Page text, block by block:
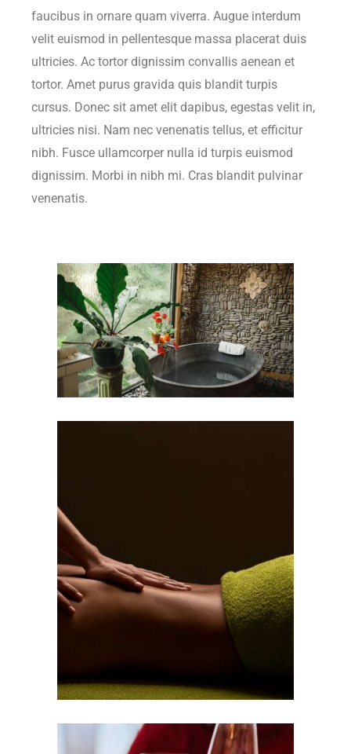
faucibus in ornare quam viverra. Augue interdum
velit euismod in pellentesque massa placerat duis
ultricies. Ac tortor dignissim convallis aenean et
tortor. Amet purus gravida quis blandit turpis
cursus. Donec sit amet elit dapibus, egestas velit in,
ultricies nisi. Nam nec venenatis tellus, et efficitur
nibh. Fusce ullamcorper nulla id turpis euismod
dignissim. Morbi in nibh mi. Cras blandit pulvinar
venenatis.